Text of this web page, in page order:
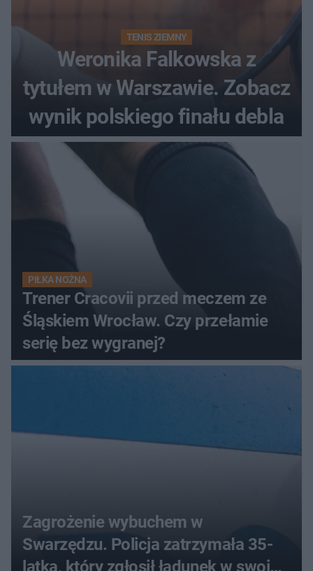
TENIS ZIEMNY
Weronika Falkowska z
tytułem w Warszawie. Zobacz
wynik polskiego finału debla
PIŁKA NOŻNA
Trener Cracovii przed meczem ze
Śląskiem Wrocław. Czy przełamie
serię bez wygranej?
Zagrożenie wybuchem w
Swarzędzu. Policja zatrzymała 35-
latka, który zgłosił ładunek w swoim